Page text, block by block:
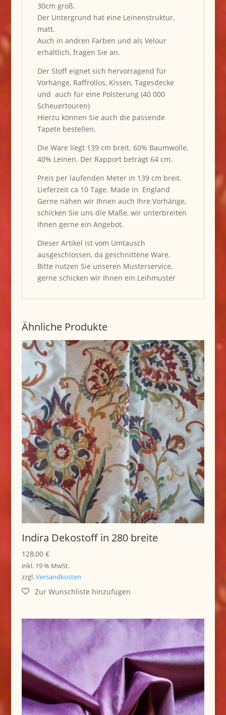
30cm groß.
Der Untergrund hat eine Leinenstruktur,
matt.
Auch in andren Farben und als Velour
erhältlich, fragen Sie an.
Der Stoff eignet sich hervorragend für
Vorhänge, Raffrollos, Kissen, Tagesdecke
und auch für eine Polsterung (40 000
Scheuertouren)
Hierzu können Sie auch die passende
Tapete bestellen.
Die Ware liegt 139 cm breit. 60% Baumwolle,
40% Leinen. Der Rapport beträgt 64 cm.
Preis per laufenden Meter in 139 cm breit.
Lieferzeit ca 10 Tage. Made in England
Gerne nähen wir Ihnen auch Ihre Vorhänge,
schicken Sie uns die Maße, wir unterbreiten
Ihnen gerne ein Angebot.
Dieser Artikel ist vom Umtausch
ausgeschlossen, da geschnittene Ware.
Bitte nutzen Sie unseren Musterservice,
gerne schicken wir Ihnen ein Leihmuster
Ähnliche Produkte
Indira Dekostoff in 280 breite
128,00 €
inkl. 19 % MwSt.
zzgl.Versandkosten